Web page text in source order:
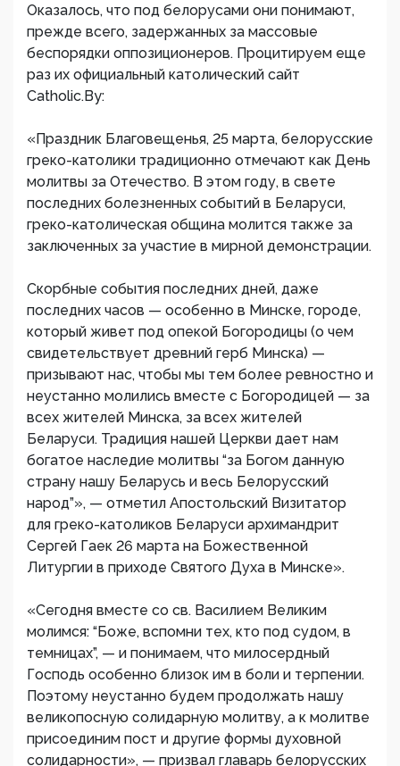
Оказалось, что под белорусами они понимают,
прежде всего, задержанных за массовые
беспорядки оппозиционеров. Процитируем еще
раз их официальный католический сайт
Catholic.By:
«Праздник Благовещенья, 25 марта, белорусские
греко-католики традиционно отмечают как День
молитвы за Отечество. В этом году, в свете
последних болезненных событий в Беларуси,
греко-католическая община молится также за
заключенных за участие в мирной демонстрации.
Скорбные события последних дней, даже
последних часов — особенно в Минске, городе,
который живет под опекой Богородицы (о чем
свидетельствует древний герб Минска) —
призывают нас, чтобы мы тем более ревностно и
неустанно молились вместе с Богородицей — за
всех жителей Минска, за всех жителей
Беларуси. Традиция нашей Церкви дает нам
богатое наследие молитвы “за Богом данную
страну нашу Беларусь и весь Белорусский
народ”», — отметил Апостольский Визитатор
для греко-католиков Беларуси архимандрит
Сергей Гаек 26 марта на Божественной
Литургии в приходе Святого Духа в Минске».
«Сегодня вместе со св. Василием Великим
молимся: “Боже, вспомни тех, кто под судом, в
темницах”, — и понимаем, что милосердный
Господь особенно близок им в боли и терпении.
Поэтому неустанно будем продолжать нашу
великопосную солидарную молитву, а к молитве
присоединим пост и другие формы духовной
солидарности», — призвал главарь белорусских